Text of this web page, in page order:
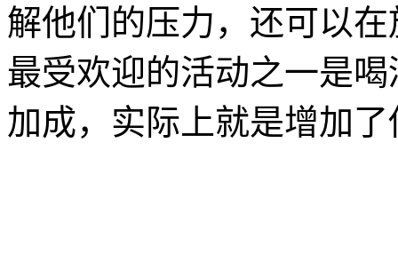
解他们的压力，还可以
最受欢迎的活动之一是
加成，实际上就是增加